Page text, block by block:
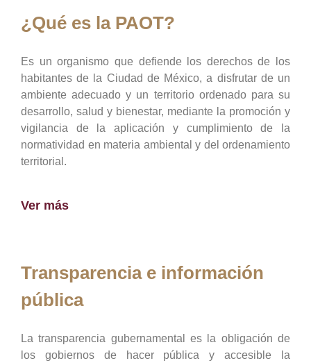
¿Qué es la PAOT?
Es un organismo que defiende los derechos de los
habitantes de la Ciudad de México, a disfrutar de un
ambiente adecuado y un territorio ordenado para su
desarrollo, salud y bienestar, mediante la promoción y
vigilancia de la aplicación y cumplimiento de la
normatividad en materia ambiental y del ordenamiento
territorial.
Ver más
Transparencia e información
pública
La transparencia gubernamental es la obligación de
los gobiernos de hacer pública y accesible la